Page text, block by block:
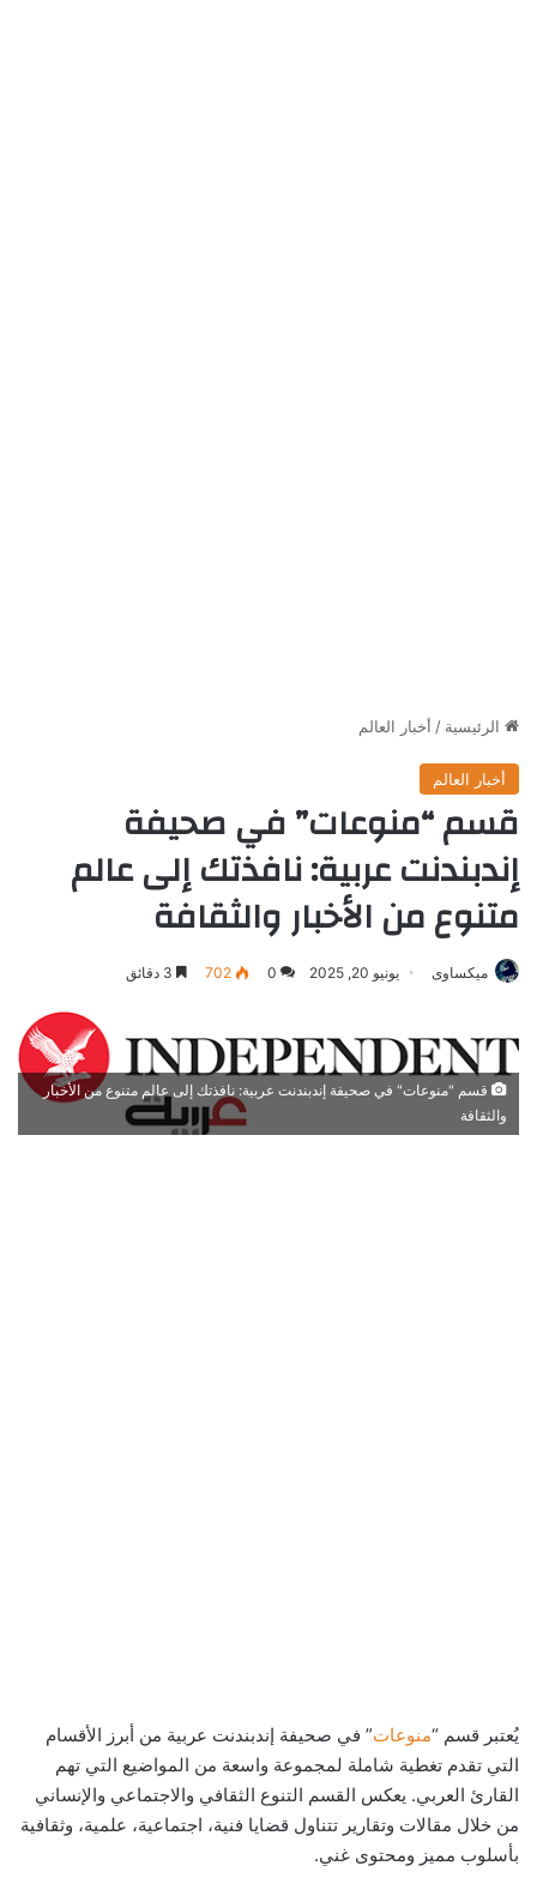
الرئيسية / أخبار العالم
أخبار العالم
قسم “منوعات” في صحيفة
إندبندنت عربية: نافذتك إلى عالم
متنوع من الأخبار والثقافة
ميكساوى يونيو 20, 2025 0
702
قسم "منوعات" في صحيفة إندبندنت عربية: نافذتك إلى عالم متنوع من الأخبار
والثقافة
يُعتبر قسم “منوعات” في صحيفة إندبندنت عربية من أبرز الأقسام
التي تقدم تغطية شاملة لمجموعة واسعة من المواضيع التي تهم
القارئ العربي. يعكس القسم التنوع الثقافي والاجتماعي والإنساني
من خلال مقالات وتقارير تتناول قضايا فنية، اجتماعية، علمية، وثقافية
بأسلوب مميز ومحتوى غني.